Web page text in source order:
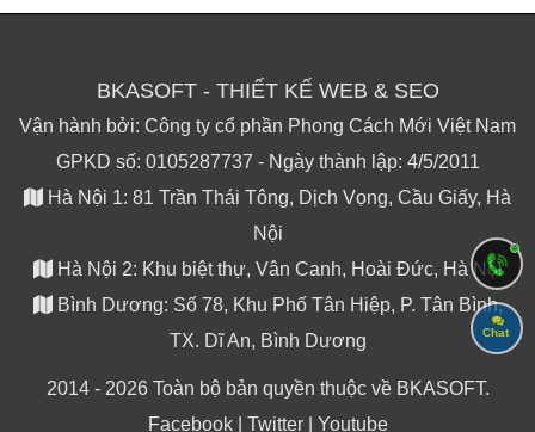
BKASOFT - THIẾT KẾ WEB & SEO
Vận hành bởi: Công ty cổ phần Phong Cách Mới Việt Nam
GPKD số: 0105287737 - Ngày thành lập: 4/5/2011
Hà Nội 1: 81 Trần Thái Tông, Dịch Vọng, Cầu Giấy, Hà
Nội
Hà Nội 2: Khu biệt thự, Vân Canh, Hoài Đức, Hà Nội
Bình Dương: Số 78, Khu Phố Tân Hiệp, P. Tân Bình,
TX. Dĩ An, Bình Dương
2014 - 2026 Toàn bộ bản quyền thuộc về BKASOFT.
Facebook
Twitter Youtube
Chat